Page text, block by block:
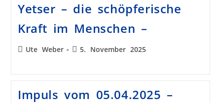
Yetser – die schöpferische
Kraft im Menschen –
Ute Weber 5. November 2025
Impuls vom 05.04.2025 –